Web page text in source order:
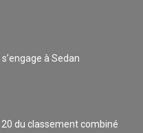
à Sedan
du classement combiné